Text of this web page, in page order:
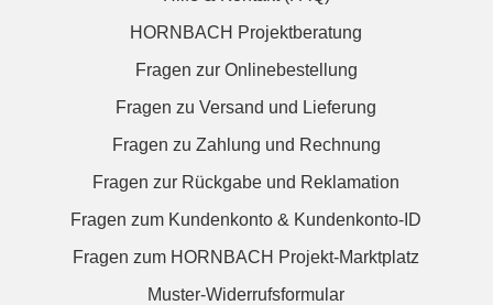
HORNBACH Projektberatung
Fragen zur Onlinebestellung
Fragen zu Versand und Lieferung
Fragen zu Zahlung und Rechnung
Fragen zur Rückgabe und Reklamation
Fragen zum Kundenkonto & Kundenkonto-ID
Fragen zum HORNBACH Projekt-Marktplatz
Muster-Widerrufsformular